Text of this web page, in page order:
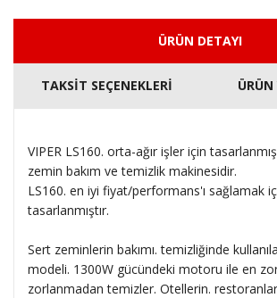
ÜRÜN DETAYI
TAKSİT SEÇENEKLERİ
VIPER LS160. orta-ağır işler için
zemin bakım ve temizlik makinesidir.
LS160. en iyi fiyat/performans'ı sağlamak
tasarlanmıştır.
Sert zeminlerin bakımı. temizliğinde
modeli. 1300W gücündeki motoru ile en
zorlanmadan temizler. Otellerin.